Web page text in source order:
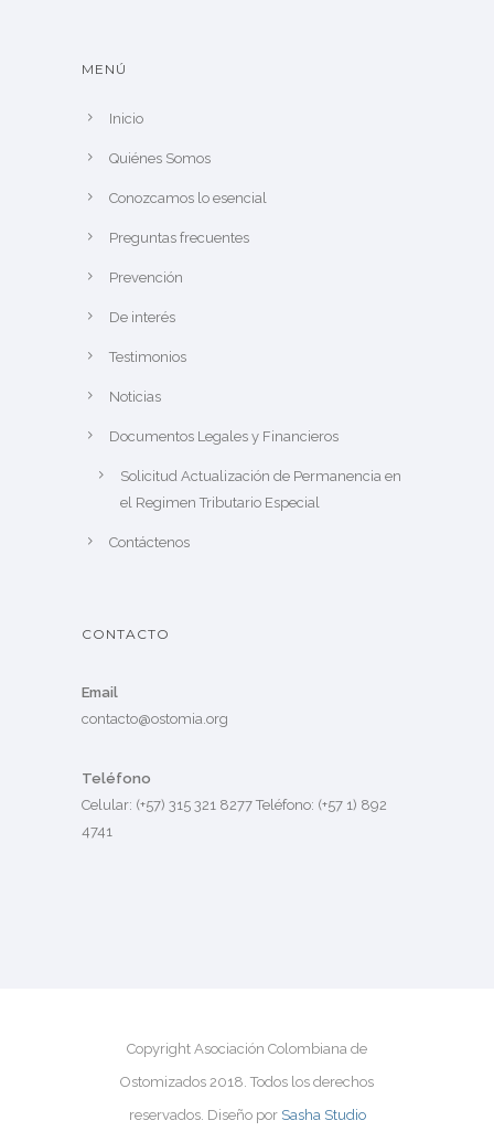
MENÚ
Inicio
Quiénes Somos
Conozcamos lo esencial
Preguntas frecuentes
Prevención
De interés
Testimonios
Noticias
Documentos Legales y Financieros
Solicitud Actualización de Permanencia en
el Regimen Tributario Especial
Contáctenos
CONTACTO
Email
contacto@ostomia.org
Teléfono
Celular: (+57) 315 321 8277 Teléfono: (+57 1) 892
4741
Copyright Asociación Colombiana de
Ostomizados 2018. Todos los derechos
reservados. Diseño por Sasha Studio